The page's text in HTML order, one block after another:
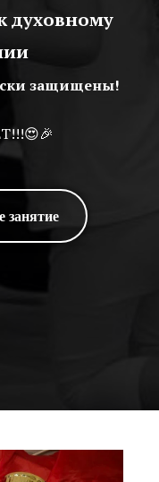
духовному
защищены!
занятие